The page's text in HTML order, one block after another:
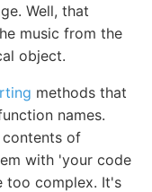
Well, that
music from the
object.
methods that
names.
of
with 'your code
too complex. It's